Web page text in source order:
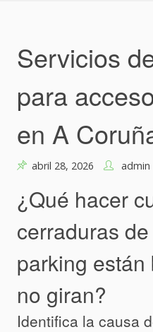
Servicios
para
en A
abril 28, 2026 admin
¿Qué hacer
cerraduras
parking
no giran?
Identifica la causa